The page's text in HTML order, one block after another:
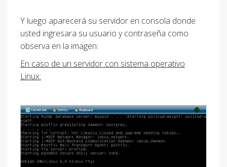
Y luego aparecerá su servidor en consola donde
usted ingresara su usuario y contraseña como
observa en la imagen:
En caso de un servidor con sistema operativo
Linux: